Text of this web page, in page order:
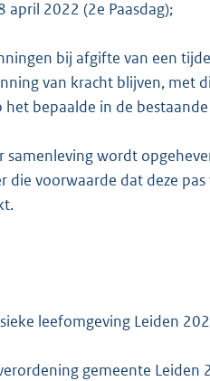
2022 (2e Paasdag);
bij afgifte van een
van kracht blijven, met
bepaalde in de
samenleving wordt
die voorwaarde dat deze
leefomgeving Leiden
gemeente Leiden